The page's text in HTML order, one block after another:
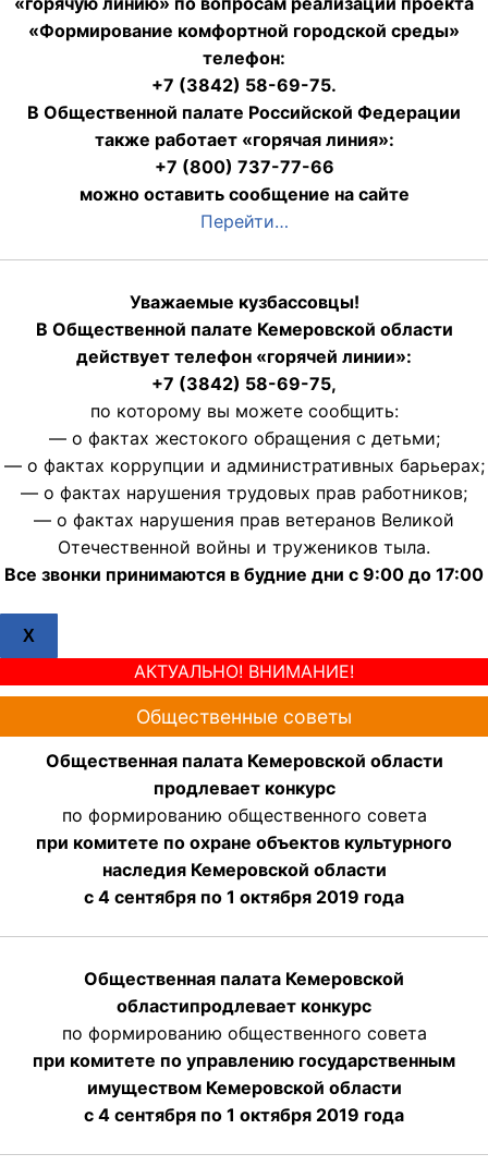
«Формирование комфортной городской среды»
телефон:
+7 (3842) 58-69-75.
В Общественной палате Российской Федерации
также работает «горячая линия»:
+7 (800) 737-77-66
можно оставить сообщение на сайте
Перейти…
Уважаемые кузбассовцы!
В Общественной палате Кемеровской области
действует телефон «горячей линии»:
+7 (3842) 58-69-75,
по которому вы можете сообщить:
— о фактах жестокого обращения с детьми;
— о фактах коррупции и административных барьерах;
— о фактах нарушения трудовых прав работников;
— о фактах нарушения прав ветеранов Великой
Отечественной войны и тружеников тыла.
Все звонки принимаются в будние дни с 9:00 до 17:00
X
АКТУАЛЬНО! ВНИМАНИЕ!
Общественные советы
Общественная палата Кемеровской области
продлевает конкурс
по формированию общественного совета
при комитете по охране объектов культурного
наследия Кемеровской области
с 4 сентября по 1 октября 2019 года
Общественная палата Кемеровской
областипродлевает конкурс
по формированию общественного совета
при комитете по управлению государственным
имуществом Кемеровской области
с 4 сентября по 1 октября 2019 года